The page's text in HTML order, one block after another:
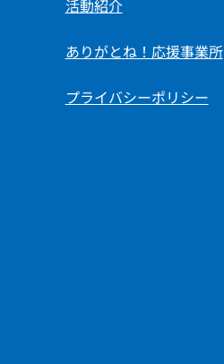
活動紹介
ありがとね！応援事業所
プライバシーポリシー